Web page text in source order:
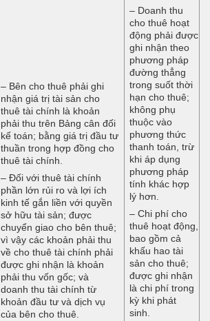
– Bên cho thuê phải ghi
nhận giá trị tài sản cho
thuê tài chính là khoản
phải thu trên Bảng cân đối
kế toán; bằng giá trị đầu tư
thuần trong hợp đồng cho
thuê tài chính.
– Đối với thuê tài chính
phần lớn rủi ro và lợi ích
kinh tế gắn liền với quyền
sở hữu tài sản; được
chuyển giao cho bên thuê;
vì vậy các khoản phải thu
về cho thuê tài chính phải
được ghi nhận là khoản
phải thu vốn gốc; và
doanh thu tài chính từ
khoản đầu tư và dịch vụ
của bên cho thuê.
– Doanh thu
cho thuê hoạt
động phải được
ghi nhận theo
phương pháp
đường thẳng
trong suốt thời
hạn cho thuê;
không phụ
thuộc vào
phương thức
thanh toán, trừ
khi áp dụng
phương pháp
tính khác hợp
lý hơn.
– Chi phí cho
thuê hoạt động,
bao gồm cả
khấu hao tài
sản cho thuê;
được ghi nhận
là chi phí trong
kỳ khi phát
sinh.